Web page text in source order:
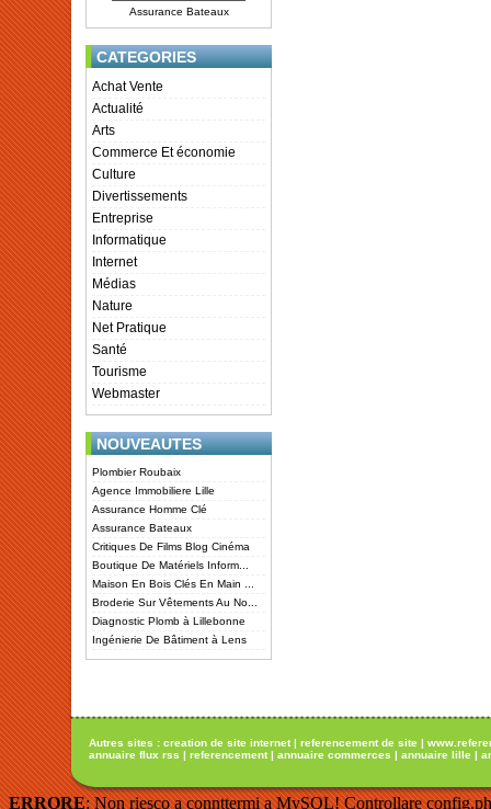
Assurance Bateaux
CATEGORIES
Achat Vente
Actualité
Arts
Commerce Et économie
Culture
Divertissements
Entreprise
Informatique
Internet
Médias
Nature
Net Pratique
Santé
Tourisme
Webmaster
NOUVEAUTES
Plombier Roubaix
Agence Immobiliere Lille
Assurance Homme Clé
Assurance Bateaux
Critiques De Films Blog Cinéma
Boutique De Matériels Inform...
Maison En Bois Clés En Main ...
Broderie Sur Vêtements Au No...
Diagnostic Plomb à Lillebonne
Ingénierie De Bâtiment à Lens
Autres sites : creation de site internet| referencement de site |
annuaire flux rss | referencement| annuaire commerces | annuaire lille |
ERRORE: Non riesco a connttermi a MySQL! Controllare